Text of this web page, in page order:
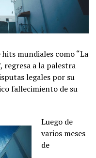
hits mundiales como “La
regresa a la palestra
legales por su
fallecimiento de su
Luego de
varios meses
de